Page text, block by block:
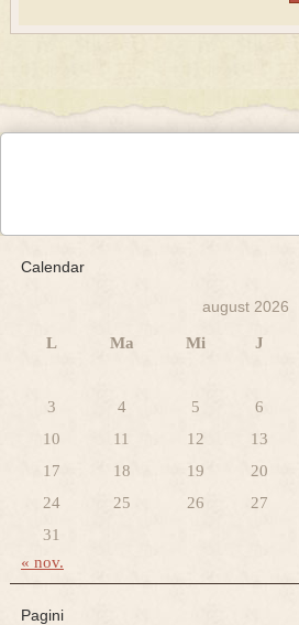
Calendar
august 2026
L Ma Mi J
3
4 5 6
10
11 12 13
17
18 19 20
24
25 26 27
31
« nov.
Pagini